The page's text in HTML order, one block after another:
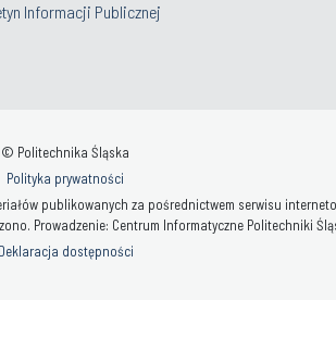
Informacji Publicznej
© Politechnika Śląska
Polityka prywatności
publikowanych za pośrednictwem serwisu
Prowadzenie: Centrum Informatyczne Politechniki
Deklaracja dostępności